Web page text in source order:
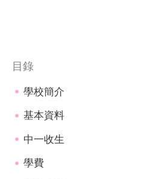
目錄
學校簡介
基本資料
中一收生
學費